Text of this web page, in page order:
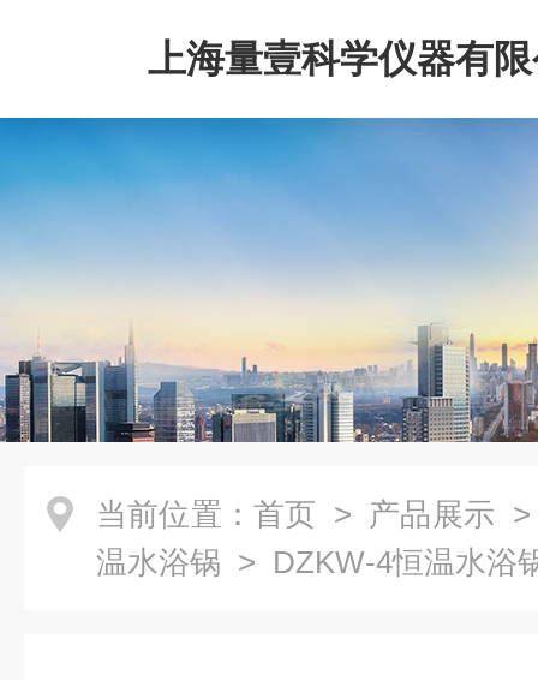
上海量壹科学仪器有
当前位置： 首页 > 产品展示
温水浴锅 > DZKW-4恒温水浴